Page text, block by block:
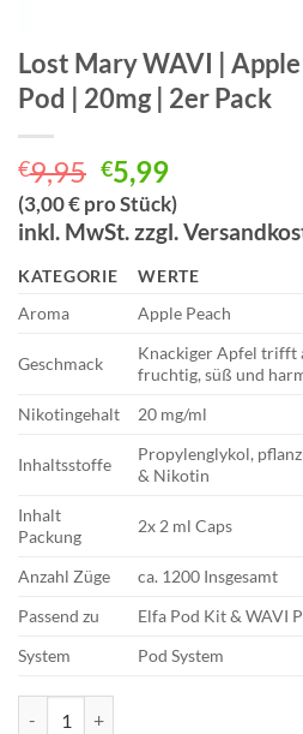
Lost Mary WAVI |
Pod | 20mg | 2er Pack
€9,95 Ursprünglicher
Preis
war:
€5,99Aktueller
Preis
ist:
(3,00 € pro Stück)
inkl. MwSt. zzgl.
KATEGORIE
WERTE
Aroma
Apple Peach
Geschmack
Knackiger Apfel trifft
fruchtig, süß und
Nikotingehalt
20 mg/ml
Inhaltsstoffe
Propylenglykol,
& Nikotin
Inhalt
Packung
2x 2 ml Caps
Anzahl Züge
ca. 1200 Insgesamt
Passend zu
Elfa Pod Kit & WAVI
System
Pod System